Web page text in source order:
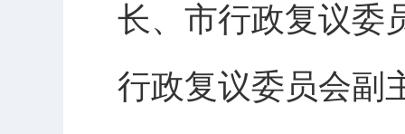
长、市行政复议委
行政复议委员会副